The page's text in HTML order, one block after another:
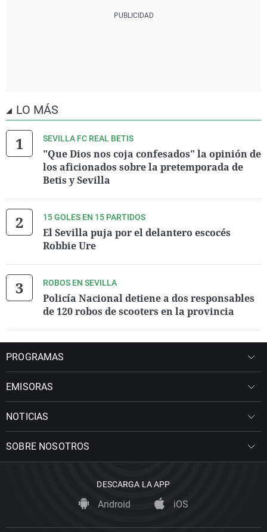
LO MÁS
SEVILLA FC REAL BETIS
"Que Dios nos coja confesados" la opinión de
los aficionados sobre la pretemporada de
Betis y Sevilla
15 GOLES EN 15 PARTIDOS
El Sevilla puja por el delantero escocés
Robbie Ure
ROBOS EN SEVILLA
Policía Nacional detiene a dos responsables
de 120 robos de scooters en la provincia
PROGRAMAS
EMISORAS
NOTICIAS
SOBRE NOSOTROS
DESCARGA LA APP
Android iOS